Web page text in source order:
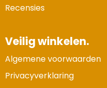
Recensies
Veilig winkelen.
Algemene voorwaarden
Privacyverklaring